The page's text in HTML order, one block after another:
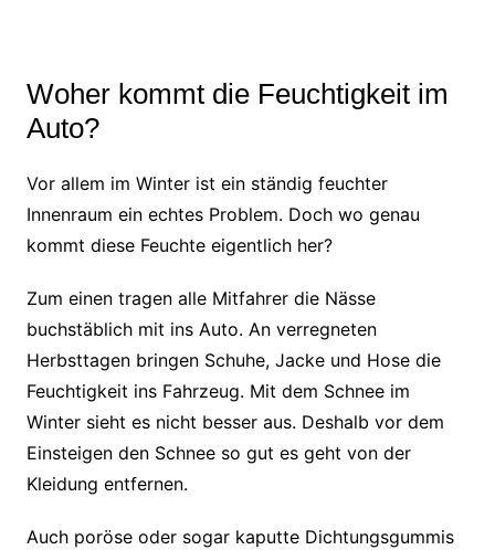
Woher kommt die Feuchtigkeit im
Auto?
Vor allem im Winter ist ein ständig feuchter
Innenraum ein echtes Problem. Doch wo genau
kommt diese Feuchte eigentlich her?
Zum einen tragen alle Mitfahrer die Nässe
buchstäblich mit ins Auto. An verregneten
Herbsttagen bringen Schuhe, Jacke und Hose die
Feuchtigkeit ins Fahrzeug. Mit dem Schnee im
Winter sieht es nicht besser aus. Deshalb vor dem
Einsteigen den Schnee so gut es geht von der
Kleidung entfernen.
Auch poröse oder sogar kaputte Dichtungsgummis